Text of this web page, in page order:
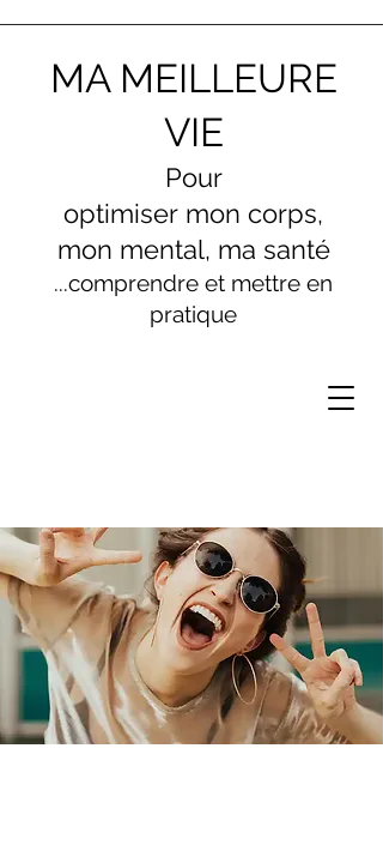
MA MEILLEURE
VIE
Pour
optimiser mon corps,
mon mental, ma santé
...comprendre et mettre en
pratique